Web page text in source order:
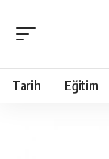
Tarih Eğitim